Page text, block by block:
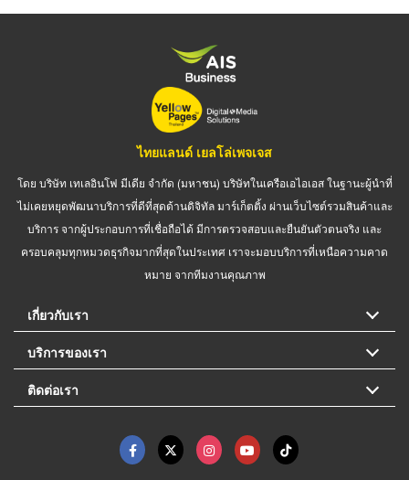
ไทยแลนด์ เยลโล่เพจเจส
โดย บริษัท เทเลอินโฟ มีเดีย จำกัด (มหาชน) บริษัทในเครือเอไอเอส ในฐานะผู้นำที่
ไม่เคยหยุดพัฒนาบริการที่ดีที่สุดด้านดิจิทัล มาร์เก็ตติ้ง ผ่านเว็บไซต์รวมสินค้าและ
บริการ จากผู้ประกอบการที่เชื่อถือได้ มีการตรวจสอบและยืนยันตัวตนจริง และ
ครอบคลุมทุกหมวดธุรกิจมากที่สุดในประเทศ เราจะมอบบริการที่เหนือความคาด
หมาย จากทีมงานคุณภาพ
เกี่ยวกับเรา
บริการของเรา
ติดต่อเรา